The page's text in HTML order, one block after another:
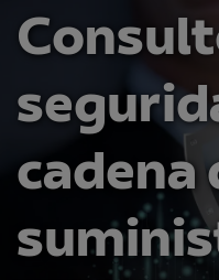
cadena